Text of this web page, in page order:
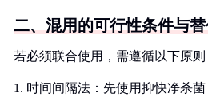
二、混用的可行性条件与
若必须联合使用，需遵循以下原则
1. 时间间隔法：先使用抑快净杀